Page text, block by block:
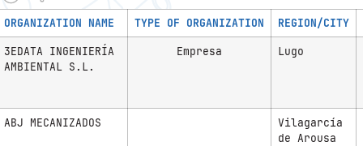
ORGANIZATION NAME TYPE OF ORGANIZATION REGION/CITY
3EDATA INGENIERÍA
AMBIENTAL S.L.
Empresa Lugo
ABJ MECANIZADOS
Vilagarcía
de Arousa